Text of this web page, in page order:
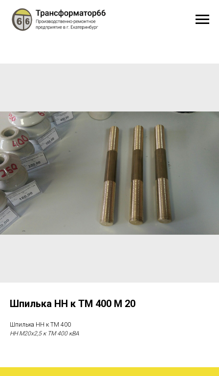
Шпилька НН к ТМ 400 М 20
Шпилька НН к ТМ 400
НН М20х2,5 к ТМ 400 кВА